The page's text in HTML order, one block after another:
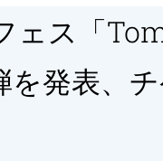
ェス「
を発表、